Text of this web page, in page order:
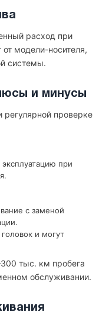
расход при
модели-носителя,
системы.
и минусы
регулярной проверке
эксплуатацию при
с заменой
и могут
тыс. км пробега
обслуживании.